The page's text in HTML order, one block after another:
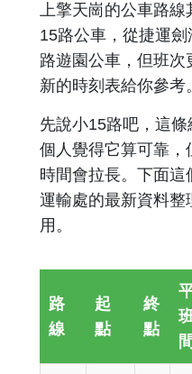
上擎天崗的公車路
15路公車，從捷運
路遊園公車，但班
新的時刻表給你參考。
先說小15路吧，這
個人覺得它算可靠
時間會拉長。下面
運輸處的最新資料
用。
路
線
起
點
終
點